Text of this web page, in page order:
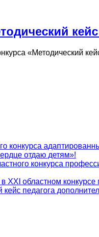
«Методический
конкурса
отдаю детям»!
конкурса
XXI областном
кейс педагога